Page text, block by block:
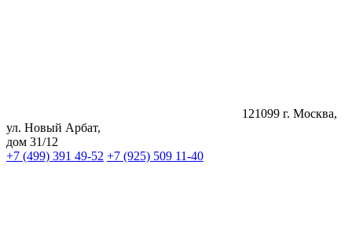
121099 г. Москва,
ул. Новый Арбат,
дом 31/12
+7 (499) 391 49-52 +7 (925) 509 11-40